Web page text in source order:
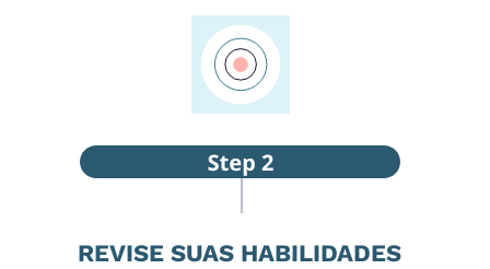
REVISE SUAS HABILIDADES